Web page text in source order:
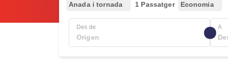
Anada i tornada 1 Passatger Economia
Des de A